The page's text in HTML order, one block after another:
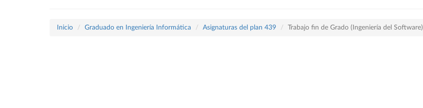
Inicio Graduado en Ingeniería Informática Asignaturas del plan 439 Trabajo fin de Grado (Ingeniería del Software)